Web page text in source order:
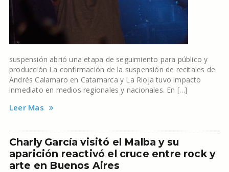
suspensión abrió una etapa de seguimiento para público y
producción La confirmación de la suspensión de recitales de
Andrés Calamaro en Catamarca y La Rioja tuvo impacto
inmediato en medios regionales y nacionales. En […]
Leer Mas
Charly García visitó el Malba y su
aparición reactivó el cruce entre rock y
arte en Buenos Aires